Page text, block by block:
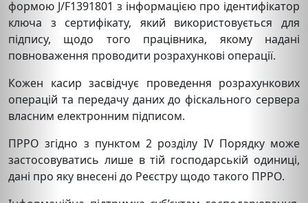
формою J/F1391801 з інформацією про ідентифікатор
ключа з сертифікату, який використовується для
підпису, щодо того працівника, якому надані
повноваження проводити розрахункові операції.
Кожен касир засвідчує проведення розрахункових
операцій та передачу даних до фіскального сервера
власним електронним підписом.
ПРРО згідно з пунктом 2 розділу IV Порядку може
застосовуватись лише в тій господарській одиниці,
дані про яку внесені до Реєстру щодо такого ПРРО.